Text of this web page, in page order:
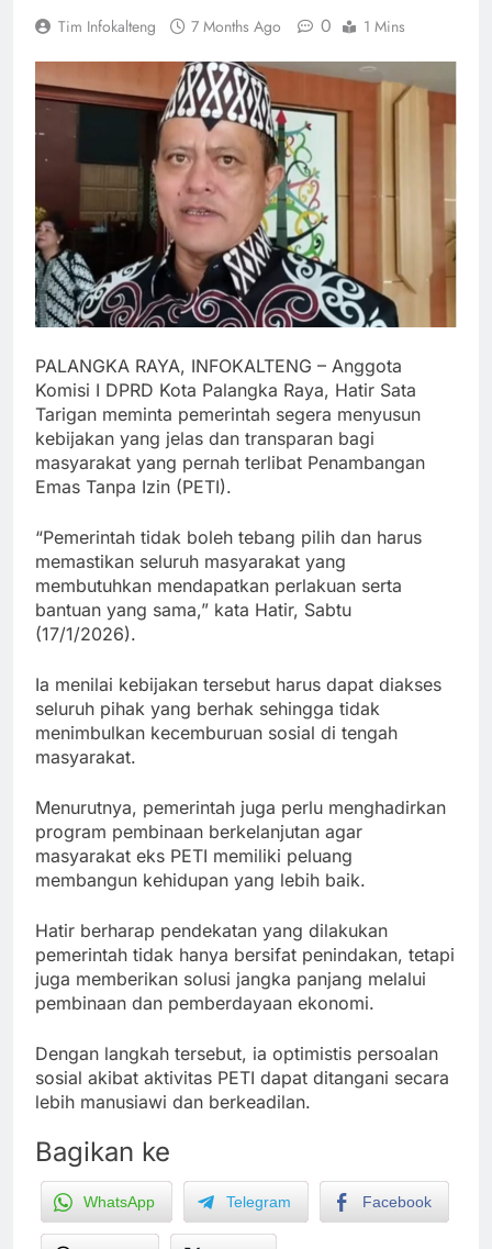
Tim Infokalteng 7 Months Ago 0 1 Mins
PALANGKA RAYA, INFOKALTENG – Anggota
Komisi I DPRD Kota Palangka Raya, Hatir Sata
Tarigan meminta pemerintah segera menyusun
kebijakan yang jelas dan transparan bagi
masyarakat yang pernah terlibat Penambangan
Emas Tanpa Izin (PETI).
“Pemerintah tidak boleh tebang pilih dan harus
memastikan seluruh masyarakat yang
membutuhkan mendapatkan perlakuan serta
bantuan yang sama,” kata Hatir, Sabtu
(17/1/2026).
Ia menilai kebijakan tersebut harus dapat diakses
seluruh pihak yang berhak sehingga tidak
menimbulkan kecemburuan sosial di tengah
masyarakat.
Menurutnya, pemerintah juga perlu menghadirkan
program pembinaan berkelanjutan agar
masyarakat eks PETI memiliki peluang
membangun kehidupan yang lebih baik.
Hatir berharap pendekatan yang dilakukan
pemerintah tidak hanya bersifat penindakan, tetapi
juga memberikan solusi jangka panjang melalui
pembinaan dan pemberdayaan ekonomi.
Dengan langkah tersebut, ia optimistis persoalan
sosial akibat aktivitas PETI dapat ditangani secara
lebih manusiawi dan berkeadilan.
Bagikan ke
WhatsApp Telegram Facebook